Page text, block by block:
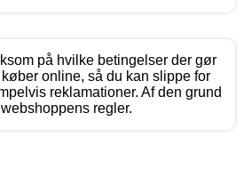
på hvilke betingelser der gør
online, så du kan slippe for
reklamationer. Af den grund
regler.